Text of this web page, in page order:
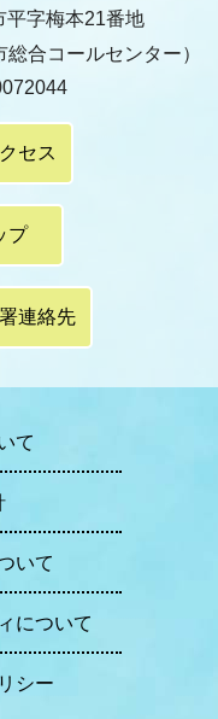
字梅本21番地
総合コールセンター）
セス
プ
連絡先
て
いて
について
シー